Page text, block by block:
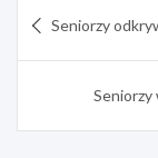
wpisu
Seniorzy
Seniorzy